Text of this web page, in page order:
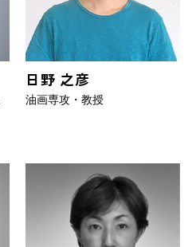
日野 之彦
油画専攻・教授